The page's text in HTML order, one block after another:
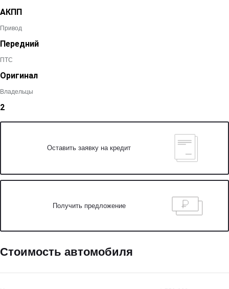
АКПП
Привод
Передний
ПТС
Оригинал
Владельцы
2
Оставить заявку на кредит
Получить предложение
Стоимость автомобиля